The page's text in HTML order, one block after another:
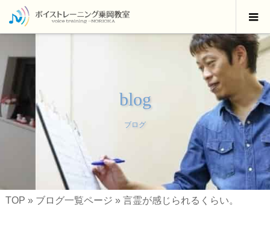
blog
ブログ
TOP » ブログ一覧ページ » 言霊が感じられるくらい。